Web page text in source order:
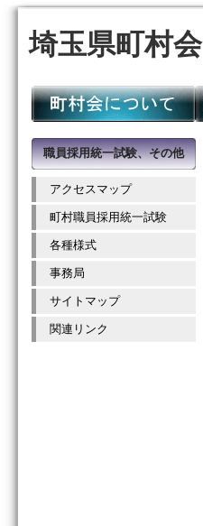
埼玉県町村会
職員採用統一試験、その他
アクセスマップ
町村職員採用統一試験
各種様式
事務局
サイトマップ
関連リンク